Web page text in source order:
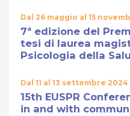
Dal 26 maggio al 15
7ª edizione del
tesi di laurea
Psicologia della
Dal 11 al 13 settembre 2024
15th EUSPR
in and with